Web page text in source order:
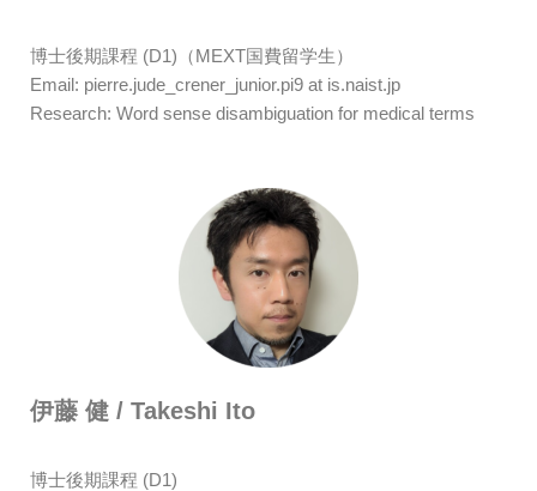
博士後期課程 (D1)（MEXT国費留学生）
Email: pierre.jude_crener_junior.pi9 at is.naist.jp
Research: Word sense disambiguation for medical terms
伊藤 健 / Takeshi Ito
博士後期課程 (D1)